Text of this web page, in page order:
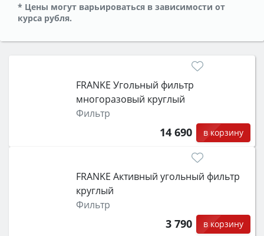
* Цены могут варьироваться в зависимости от
курса рубля.
FRANKE Угольный фильтр
многоразовый круглый
Фильтр
14 690 в корзину
FRANKE Активный угольный фильтр
круглый
Фильтр
3 790 в корзину